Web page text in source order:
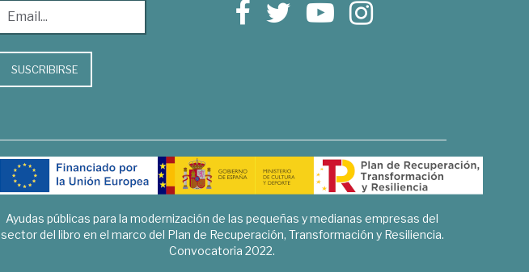
SUSCRIBIRSE
Ayudas públicas para la modernización de las pequeñas y medianas empresas del
sector del libro en el marco del Plan de Recuperación, Transformación y Resiliencia.
Convocatoria 2022.